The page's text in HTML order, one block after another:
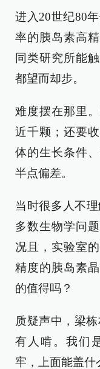
进入20世纪80
率的胰岛素高
同类研究所能
都望而却步。
难度摆在那里
近千颗；还要
体的生长条件
半点偏差。
当时很多人不
多数生物学问
况且，实验室
精度的胰岛素
的值得吗？
质疑声中，梁
有人啃。我们
牢，上面能盖什